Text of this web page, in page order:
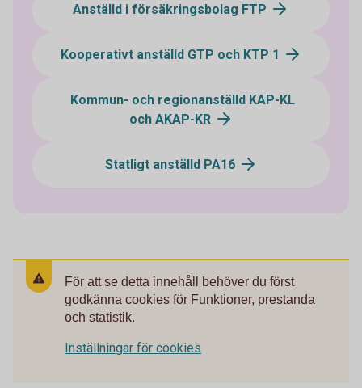
Anställd i försäkringsbolag FTP
Kooperativt anställd GTP och KTP 1
Kommun- och regionanställd KAP-KL
och AKAP-KR
Statligt anställd PA16
För att se detta innehåll behöver du först
godkänna cookies för Funktioner, prestanda
och statistik.
Inställningar för cookies